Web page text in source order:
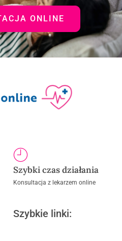
ONLINE
Szybki czas działania
Konsultacja z lekarzem online
Szybkie linki: